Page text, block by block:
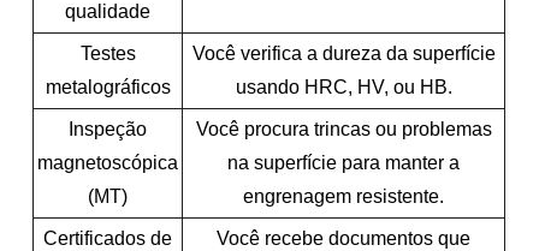
qualidade
Testes
metalográficos
Você verifica a dureza da superfície
usando HRC, HV, ou HB.
Inspeção
magnetoscópica
(MT)
Você procura trincas ou problemas
na superfície para manter a
engrenagem resistente.
Certificados de
Você recebe documentos que